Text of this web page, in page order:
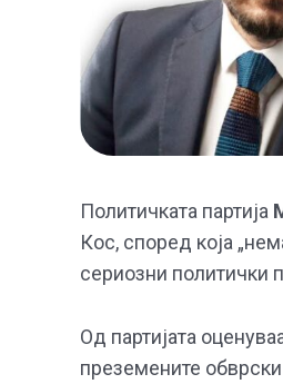
Политичката партија
Кос, според која
сериозни политички
Од партијата
преземените